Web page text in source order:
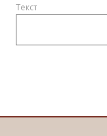
Текст